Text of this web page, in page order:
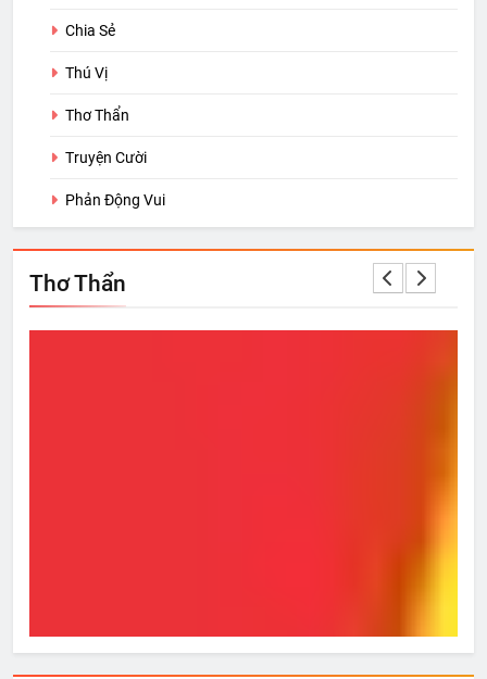
Chia Sẻ
Thú Vị
Thơ Thẩn
Truyện Cười
Phản Động Vui
Thơ Thẩn